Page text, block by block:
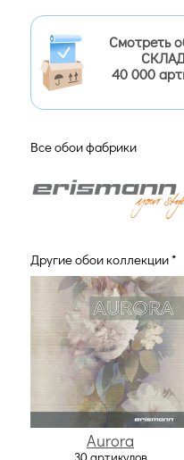
Смотреть
40 000
Все обои фабрики
Другие обои коллекции *
Aurora